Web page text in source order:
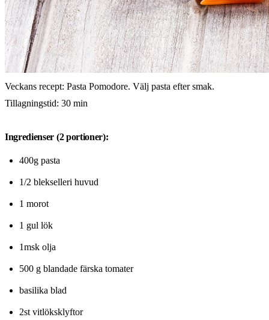
Veckans recept: Pasta Pomodore. Välj pasta efter smak.
Tillagningstid: 30 min
Ingredienser (2 portioner):
400g pasta
1/2 blekselleri huvud
1 morot
1 gul lök
1msk olja
500 g blandade färska tomater
basilika blad
2st vitlöksklyftor